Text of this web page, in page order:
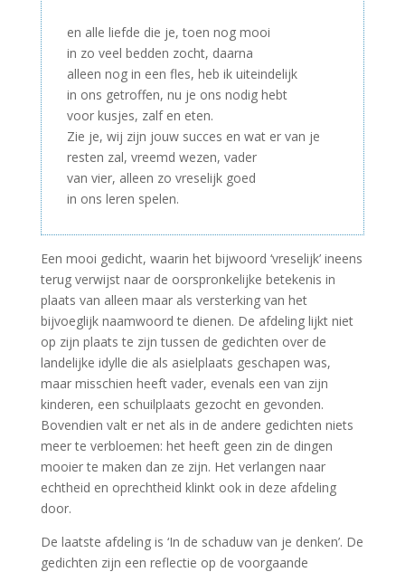
en alle liefde die je, toen nog mooi
in zo veel bedden zocht, daarna
alleen nog in een fles, heb ik uiteindelijk
in ons getroffen, nu je ons nodig hebt
voor kusjes, zalf en eten.
Zie je, wij zijn jouw succes en wat er van je
resten zal, vreemd wezen, vader
van vier, alleen zo vreselijk goed
in ons leren spelen.
Een mooi gedicht, waarin het bijwoord ‘vreselijk’ ineens
terug verwijst naar de oorspronkelijke betekenis in
plaats van alleen maar als versterking van het
bijvoeglijk naamwoord te dienen. De afdeling lijkt niet
op zijn plaats te zijn tussen de gedichten over de
landelijke idylle die als asielplaats geschapen was,
maar misschien heeft vader, evenals een van zijn
kinderen, een schuilplaats gezocht en gevonden.
Bovendien valt er net als in de andere gedichten niets
meer te verbloemen: het heeft geen zin de dingen
mooier te maken dan ze zijn. Het verlangen naar
echtheid en oprechtheid klinkt ook in deze afdeling
door.
De laatste afdeling is ‘In de schaduw van je denken’. De
gedichten zijn een reflectie op de voorgaande